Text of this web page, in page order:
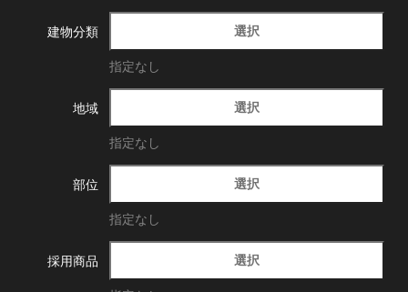
建物分類 選択
指定なし
地域 選択
指定なし
部位 選択
指定なし
採用商品 選択